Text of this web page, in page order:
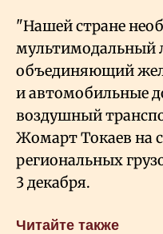
Все новости
"Нашей стране
мультимодальный
объединяющий
и автомобильные
воздушный
Жомарт Токаев на
региональных
3 декабря.
Читайте также